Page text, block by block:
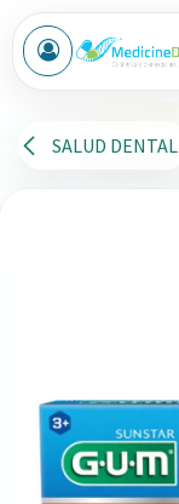
Ir al contenido
SALUD DENTAL